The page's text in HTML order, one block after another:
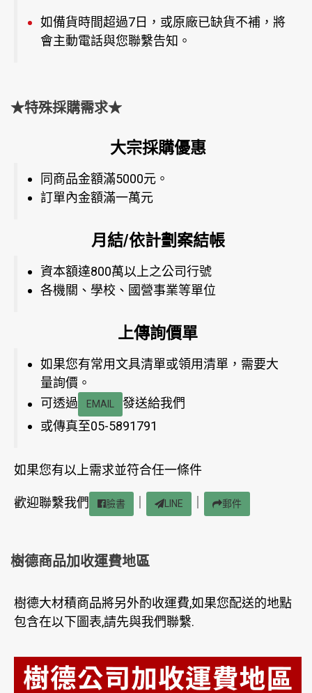
如備貨時間超過7日，或原廠已缺貨不補，將
會主動電話與您聯繫告知。
★特殊採購需求★
大宗採購優惠
同商品金額滿5000元。
訂單內金額滿一萬元
月結/依計劃案結帳
資本額達800萬以上之公司行號
各機關、學校、國營事業等單位
上傳詢價單
如果您有常用文具清單或領用清單，需要大
量詢價。
可透過
EMAIL
發送給我們
或傳真至05-5891791
如果您有以上需求並符合任一條件
歡迎聯繫我們 臉書 LINE 郵件
樹德商品加收運費地區
樹德大材積商品將另外酌收運費,如果您配送的地點
包含在以下圖表,請先與我們聯繫.